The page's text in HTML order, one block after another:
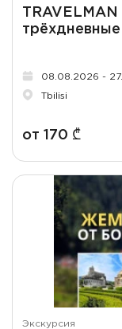
08.08.2026 -
Tbilisi
от 170 ₾
Экскурсия